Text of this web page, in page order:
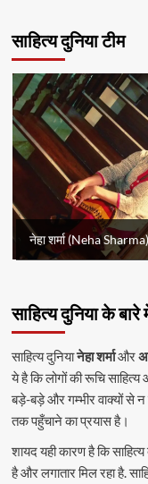
साहित्य दुनिया टीम
नेहा शर्मा (Neha Sharma)
साहित्य दुनिया के बारे
साहित्य दुनियानेहा शर्माऔर
ये है कि लोगों की रूचि
बड़े-बड़े और गम्भीर वाक्यों से
तक पहुँचाने का प्रयास है।
शायद यही कारण है कि
है और लगातार मिल रहा है.